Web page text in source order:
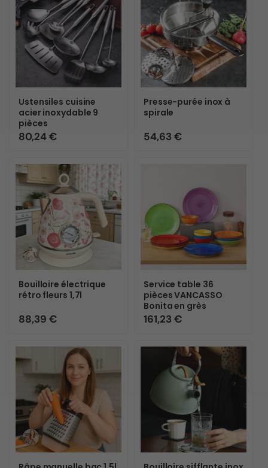
e
c
o
n
Ustensiles cuisine
acier inoxydable 9
pièces
Prix
80,24 €
Variante
épuisée
ou
indisponible
Presse-purée inox à
spirale
Prix
54,63 €
Variante
épuisée
ou
indisponible
Bouilloire électrique
rétro fleurs 1,7l
Prix
88,39 €
Service table 36
pièces VANCASSO
Bonita en grès
Prix
161,23 €
Variante
épuisée
ou